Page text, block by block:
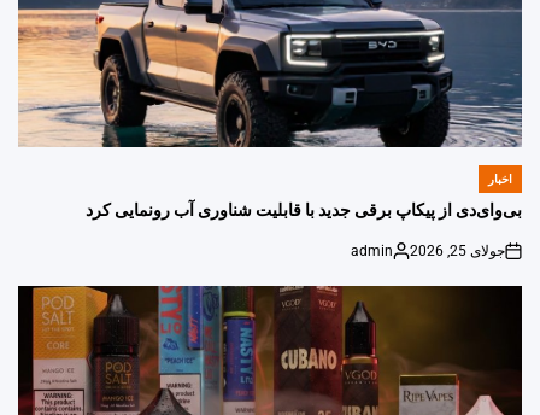
POSTED
اخبار
بی‌وای‌دی از پیکاپ برقی جدید با قابلیت شناوری آب رونمایی کرد
on
جولای 25, 2026
Posted
admin